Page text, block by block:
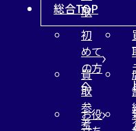
取
総合TOP
初
めて
の方
へ
買
取
参
考
お役